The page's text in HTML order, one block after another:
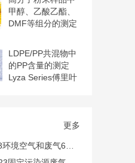
甲醇、乙酸乙酯、
DMF等组分的测定
LDPE/PP共混物中
的PP含量的测定
Lyza Series傅里叶
更多